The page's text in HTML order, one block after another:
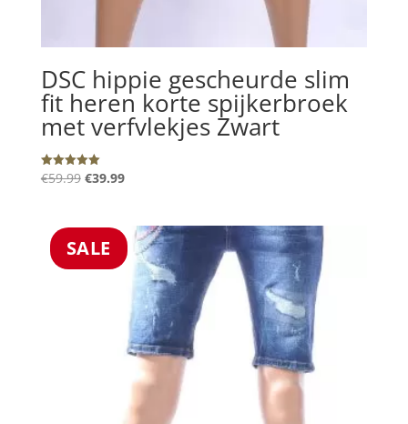
DSC hippie gescheurde slim
fit heren korte spijkerbroek
met verfvlekjes Zwart
Gewaardeerd
5.00
€59.99 Oorspronkelijke
€59.99.
€39.99Huidige
€39.99.
SALE